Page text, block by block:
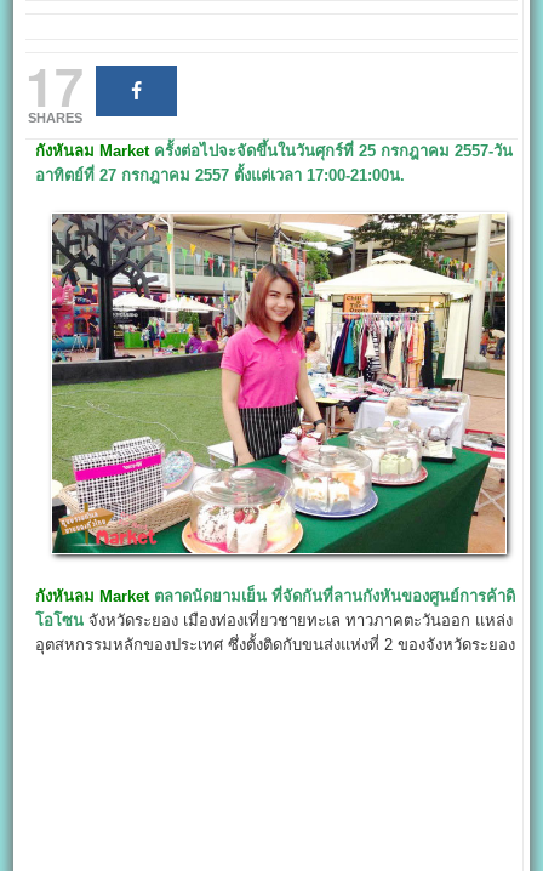
17
SHARES
กังหันลม Market ครั้งต่อไปจะจัดขึ้นในวันศุกร์ที่ 25 กรกฎาคม 2557-วัน
อาทิตย์ที่ 27 กรกฎาคม 2557 ตั้งแต่เวลา 17:00-21:00น.
กังหันลม Market ตลาดนัดยามเย็น ที่จัดกันที่ลานกังหันของศูนย์การค้าดิ
โอโซน จังหวัดระยอง เมืองท่องเที่ยวชายทะเล ทาวภาคตะวันออก แหล่ง
อุตสหกรรมหลักของประเทศ ซึ่งตั้งติดกับขนส่งแห่งที่ 2 ของจังหวัดระยอง